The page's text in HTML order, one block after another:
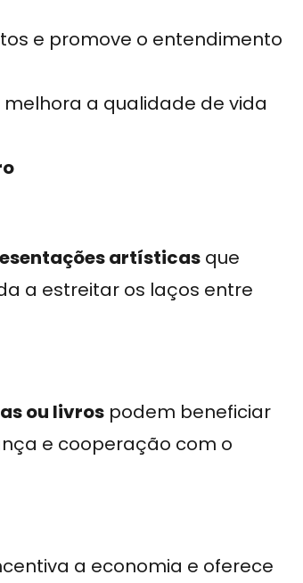
e promove o entendimento
a qualidade de vida
artísticas que
a estreitar os laços entre
ou livros podem beneficiar
e cooperação com o
a economia e oferece